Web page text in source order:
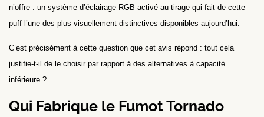
n’offre : un système d’éclairage RGB activé au tirage qui fait de cette
puff l’une des plus visuellement distinctives disponibles aujourd’hui.
C’est précisément à cette question que cet avis répond : tout cela
justifie-t-il de le choisir par rapport à des alternatives à capacité
inférieure ?
Qui Fabrique le Fumot Tornado